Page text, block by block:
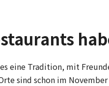
eine Tradition, mit
sind schon im